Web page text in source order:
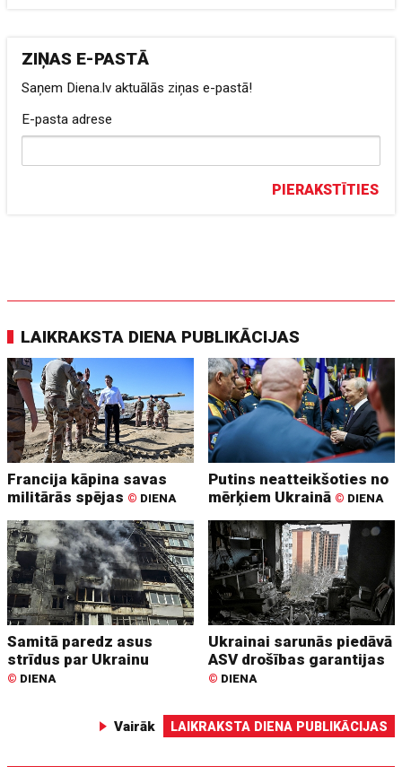
ZIŅAS E-PASTĀ
Saņem Diena.lv aktuālās ziņas e-pastā!
E-pasta adrese
PIERAKSTĪTIES
LAIKRAKSTA DIENA PUBLIKĀCIJAS
Francija kāpina savas
militārās spējas © DIENA
Putins neatteikšoties no
mērķiem Ukrainā © DIENA
Samitā paredz asus
strīdus par Ukrainu
© DIENA
Ukrainai sarunās piedāvā
ASV drošības garantijas
© DIENA
Vairāk LAIKRAKSTA DIENA PUBLIKĀCIJAS